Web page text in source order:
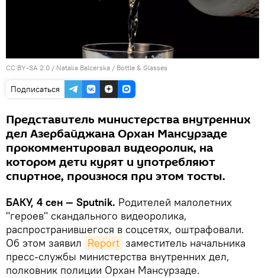
CC BY-SA 2.0 / Natalia Balcerska / Bottle & Glasses
Подписаться
Представитель министерства внутренних
дел Азербайджана Орхан Мансурзаде
прокомментировал видеоролик, на
котором дети курят и употребляют
спиртное, произнося при этом тосты.
БАКУ, 4 сен — Sputnik. Родителей малолетних
"героев" скандального видеоролика,
распространившегося в соцсетях, оштрафовали.
Об этом заявил Report заместитель начальника
пресс-службы министерства внутренних дел,
полковник полиции Орхан Мансурзаде.